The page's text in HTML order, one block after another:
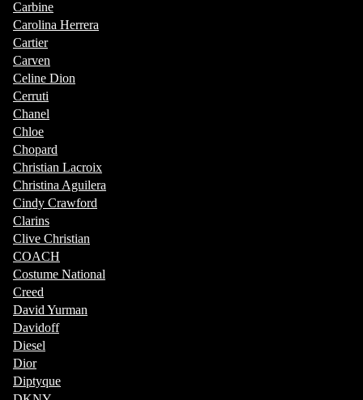
Carbine
Carolina Herrera
Cartier
Carven
Celine Dion
Cerruti
Chanel
Chloe
Chopard
Christian Lacroix
Christina Aguilera
Cindy Crawford
Clarins
Clive Christian
COACH
Costume National
Creed
David Yurman
Davidoff
Diesel
Dior
Diptyque